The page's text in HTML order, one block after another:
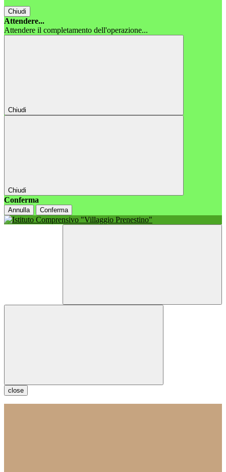
Chiudi
Attendere...
Attendere il completamento dell'operazione...
Chiudi
Chiudi
Conferma
Annulla Conferma
close